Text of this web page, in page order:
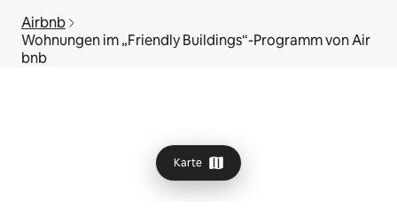
Karte
Airbnb
Wohnungen im „Friendly Buildings“-Programm von Air
bnb